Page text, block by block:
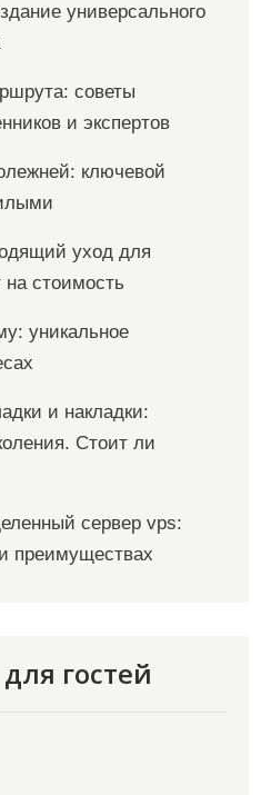
универсального
советы
и экспертов
ключевой
уход для
стоимость
уникальное
и накладки:
Стоит ли
сервер vps:
преимуществах
гостей